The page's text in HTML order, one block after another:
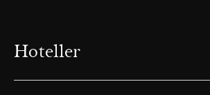
Hoteller